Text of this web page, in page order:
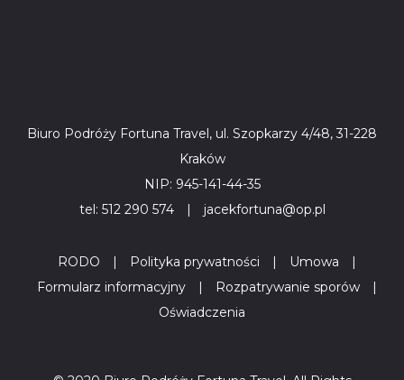
Biuro Podróży Fortuna Travel, ul. Szopkarzy 4/48, 31-228
Kraków
NIP: 945-141-44-35
tel: 512 290 574
| jacekfortuna@op.pl
RODO | Polityka prywatności | Umowa
|
Formularz informacyjny
| Rozpatrywanie sporów
|
Oświadczenia